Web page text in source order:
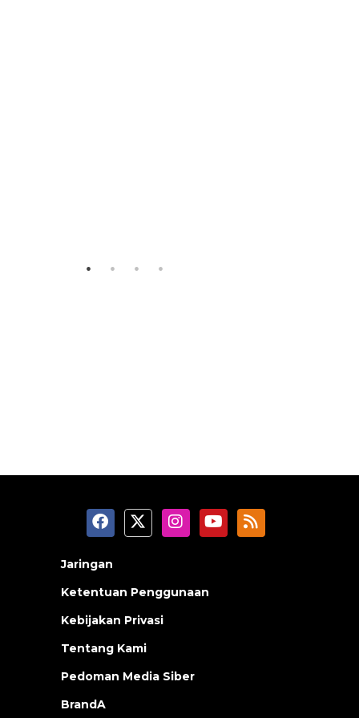
Jaringan
Ketentuan Penggunaan
Kebijakan Privasi
Tentang Kami
Pedoman Media Siber
BrandA